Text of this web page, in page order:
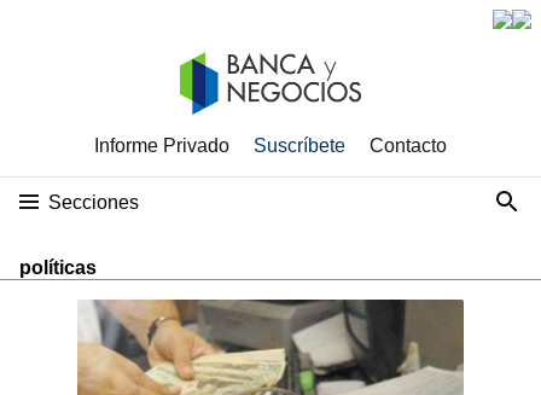
Informe Privado Suscríbete Contacto
Secciones
políticas